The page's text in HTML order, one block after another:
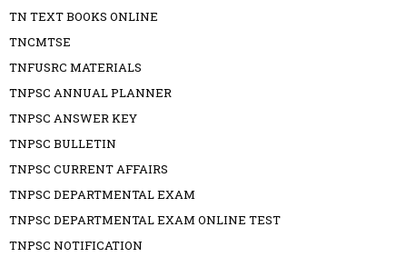
TN TEXT BOOKS ONLINE
TNCMTSE
TNFUSRC MATERIALS
TNPSC ANNUAL PLANNER
TNPSC ANSWER KEY
TNPSC BULLETIN
TNPSC CURRENT AFFAIRS
TNPSC DEPARTMENTAL EXAM
TNPSC DEPARTMENTAL EXAM ONLINE TEST
TNPSC NOTIFICATION